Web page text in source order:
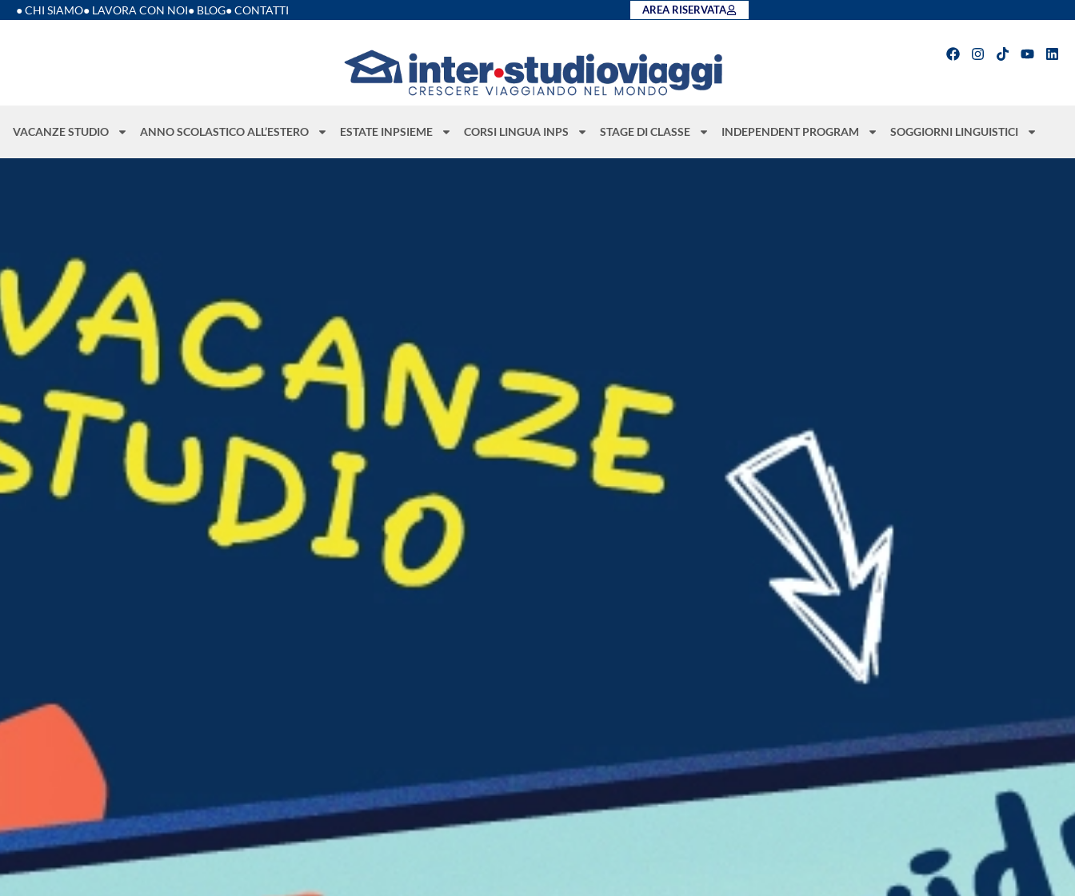
● CHI SIAMO● LAVORA CON NOI● BLOG● CONTATTI AREA RISERVATA
VACANZE STUDIO ANNO SCOLASTICO ALL’ESTERO ESTATE INPSIEME CORSI LINGUA INPS STAGE DI CLASSE INDEPENDENT PROGRAM SOGGIORNI LINGUISTICI